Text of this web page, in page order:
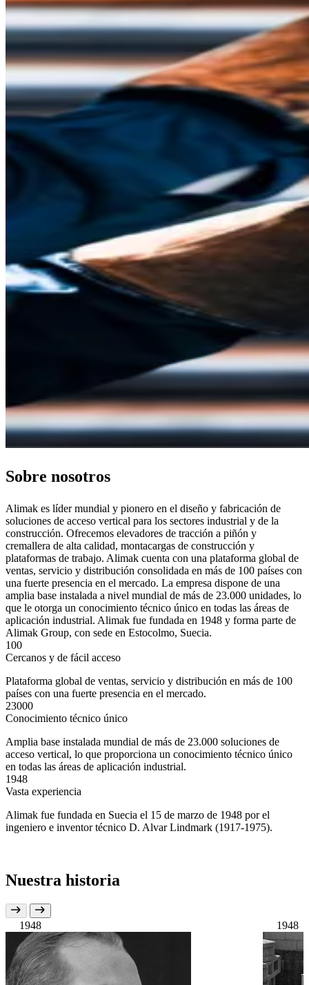
Sobre nosotros
Alimak es líder mundial y pionero en el diseño y fabricación de
soluciones de acceso vertical para los sectores industrial y de la
construcción. Ofrecemos elevadores de tracción a piñón y
cremallera de alta calidad, montacargas de construcción y
plataformas de trabajo. Alimak cuenta con una plataforma global de
ventas, servicio y distribución consolidada en más de 100 países con
una fuerte presencia en el mercado. La empresa dispone de una
amplia base instalada a nivel mundial de más de 23.000 unidades, lo
que le otorga un conocimiento técnico único en todas las áreas de
aplicación industrial. Alimak fue fundada en 1948 y forma parte de
Alimak Group, con sede en Estocolmo, Suecia.
100
Cercanos y de fácil acceso
Plataforma global de ventas, servicio y distribución en más de 100
países con una fuerte presencia en el mercado.
23000
Conocimiento técnico único
Amplia base instalada mundial de más de 23.000 soluciones de
acceso vertical, lo que proporciona un conocimiento técnico único
en todas las áreas de aplicación industrial.
1948
Vasta experiencia
Alimak fue fundada en Suecia el 15 de marzo de 1948 por el
ingeniero e inventor técnico D. Alvar Lindmark (1917-1975).
Nuestra historia
1948 1948